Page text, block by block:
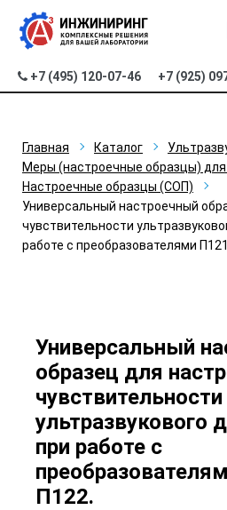
+7 (495) 120-07-46 +7 (925)
Главная Каталог
Меры (настроечные образцы)
Настроечные образцы (СОП)
Универсальный настроечный
чувствительности
работе с преобразователями
Универсальный
образец для
чувствительности
ультразвукового
при работе с
П122.